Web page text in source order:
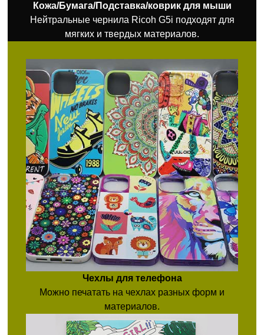
Кожа/Бумага/Подставка/коврик для мыши
Нейтральные чернила Ricoh G5i подходят для
мягких и твердых материалов.
Чехлы для телефона
Можно печатать на чехлах разных форм и
материалов.